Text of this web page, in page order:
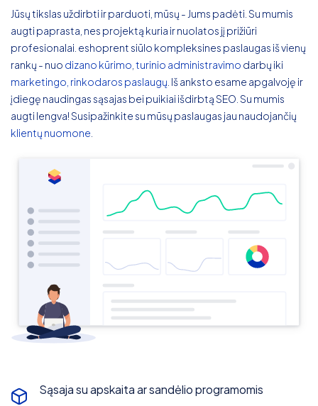
Jūsų tikslas uždirbti ir parduoti, mūsų - Jums padėti. Su mumis
augti paprasta, nes projektą kuria ir nuolatos jį prižiūri
profesionalai. eshoprent siūlo kompleksines paslaugas iš vienų
rankų - nuo dizano kūrimo turinio administravimo darbų iki
marketingo, rinkodaros paslaugų . Iš anksto esame apgalvoję ir
įdiegę naudingas sąsajas bei puikiai išdirbtą SEO. Su mumis
augti lengva! Susipažinkite su mūsų paslaugas jau naudojančių
klientų nuomone
Sąsaja su apskaita ar sandėlio programomis